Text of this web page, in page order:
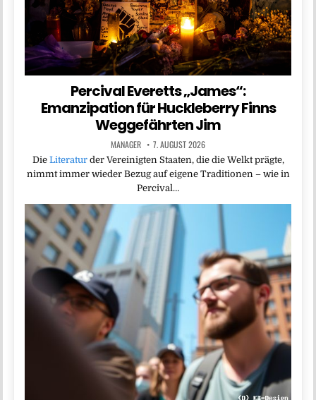
Percival Everetts „James“:
Emanzipation für Huckleberry Finns
Weggefährten Jim
MANAGER 7. AUGUST 2026
Die Literaturder Vereinigten Staaten, die die Welkt prägte,
nimmt immer wieder Bezug auf eigene Traditionen – wie in
Percival…